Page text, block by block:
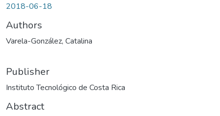
2018-06-18
Authors
Varela-González, Catalina
Publisher
Instituto Tecnológico de Costa Rica
Abstract